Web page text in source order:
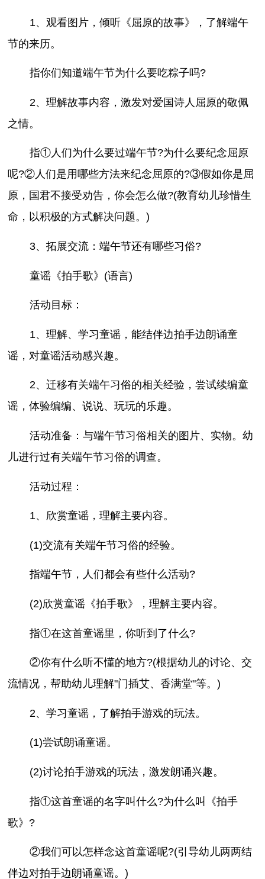
1、观看图片，倾听《屈原的故事》，了解端午
节的来历。
指你们知道端午节为什么要吃粽子吗?
2、理解故事内容，激发对爱国诗人屈原的敬佩
之情。
指①人们为什么要过端午节?为什么要纪念屈原
呢?②人们是用哪些方法来纪念屈原的?③假如你是屈
原，国君不接受劝告，你会怎么做?(教育幼儿珍惜生
命，以积极的方式解决问题。)
3、拓展交流：端午节还有哪些习俗?
童谣《拍手歌》(语言)
活动目标：
1、理解、学习童谣，能结伴边拍手边朗诵童
谣，对童谣活动感兴趣。
2、迁移有关端午习俗的相关经验，尝试续编童
谣，体验编编、说说、玩玩的乐趣。
活动准备：与端午节习俗相关的图片、实物。幼
儿进行过有关端午节习俗的调查。
活动过程：
1、欣赏童谣，理解主要内容。
(1)交流有关端午节习俗的经验。
指端午节，人们都会有些什么活动?
(2)欣赏童谣《拍手歌》，理解主要内容。
指①在这首童谣里，你听到了什么?
②你有什么听不懂的地方?(根据幼儿的讨论、交
流情况，帮助幼儿理解"门插艾、香满堂"等。)
2、学习童谣，了解拍手游戏的玩法。
(1)尝试朗诵童谣。
(2)讨论拍手游戏的玩法，激发朗诵兴趣。
指①这首童谣的名字叫什么?为什么叫《拍手
歌》?
②我们可以怎样念这首童谣呢?(引导幼儿两两结
伴边对拍手边朗诵童谣。)